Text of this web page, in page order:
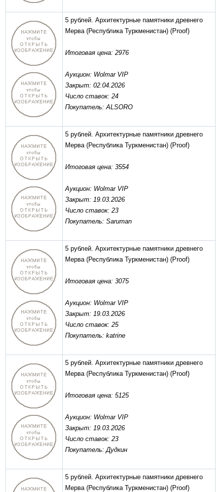
5 рублей. Архитектурные памятники древнего
Мерва (Республика Туркменистан) (Proof)
Итоговая цена: 2976
Аукцион: Wolmar VIP
Закрыт: 02.04.2026
Число ставок: 24
Покупатель: ALSORO
5 рублей. Архитектурные памятники древнего
Мерва (Республика Туркменистан) (Proof)
Итоговая цена: 3554
Аукцион: Wolmar VIP
Закрыт: 19.03.2026
Число ставок: 23
Покупатель: Saruman
5 рублей. Архитектурные памятники древнего
Мерва (Республика Туркменистан) (Proof)
Итоговая цена: 3075
Аукцион: Wolmar VIP
Закрыт: 19.03.2026
Число ставок: 25
Покупатель: katrine
5 рублей. Архитектурные памятники древнего
Мерва (Республика Туркменистан) (Proof)
Итоговая цена: 5125
Аукцион: Wolmar VIP
Закрыт: 19.03.2026
Число ставок: 23
Покупатель: Дудкин
5 рублей. Архитектурные памятники древнего
Мерва (Республика Туркменистан) (Proof)